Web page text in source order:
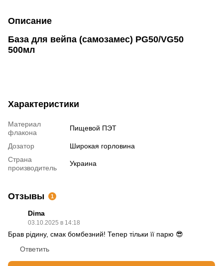
Описание
База для вейпа (самозамес) PG50/VG50
500мл
Характеристики
Материал
флакона
Пищевой ПЭТ
Дозатор
Широкая горловина
Страна
производитель
Украина
Отзывы 1
Dima
03.10.2025 в 14:18
Брав рідину, смак бомбезний! Тепер тільки її парю 😎
Ответить